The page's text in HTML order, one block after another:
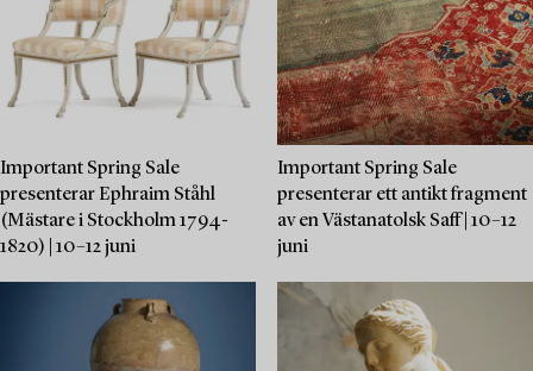
Important Spring Sale
presenterar Ephraim Ståhl
(Mästare i Stockholm 1794-
1820) | 10–12 juni
Important Spring Sale
presenterar ett antikt fragment
av en Västanatolsk Saff | 10–12
juni